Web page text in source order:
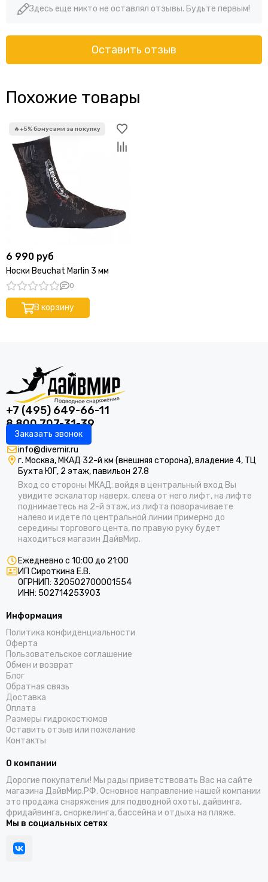
Здесь еще никто не оставлял отзывы. Будьте первым!
Оставить отзыв
Похожие товары
6 990 руб
Носки Beuchat Marlin 3 мм
0
В корзину
+7 (495) 649-66-11
8 800 707-31-39
Заказать звонок
info@divemir.ru
г. Москва, МКАД 32-й км (внешняя сторона), владение 4, ТЦ
Бухта ЮГ, 2 этаж, павильон 27.8
Вход со стороны МКАД: войдя в центральный вход Вы
увидите эскалатор наверх, слева от него лифт, на лифте
поднимаетесь на 2-й этаж, из лифта поворачиваете
налево и идете по центральной линии примерно до
середины торгового цента, по правую руку будет
находиться магазин ДайвМир.
Ежедневно с 10:00 до 21:00
ИП Сироткина Е.В.
ОГРНИП: 320502700001554
ИНН: 502714253903
Информация
Политика конфиденциальности
Оферта
Пользовательское соглашение
Обмен и возврат
Блог
Обратная связь
Доставка
Оплата
Размеры гидрокостюмов
Оставить отзыв или пожелание
Контакты
О компании
Дорогие покупатели! Мы рады приветствовать Вас на сайте
магазина ДайвМир.РФ. Основное направление нашей компании
это продажа снаряжения для подводной охоты, дайвинга,
фридайвинга, сноркелинга, бассейна и отдыха на пляже.
Мы в социальных сетях